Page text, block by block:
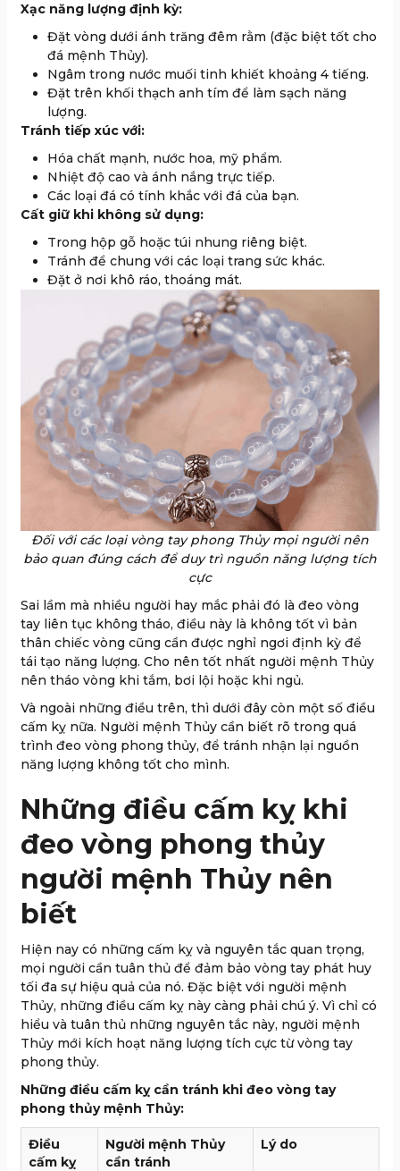
Xạc năng lượng định kỳ:
Đặt vòng dưới ánh trăng đêm rằm (đặc biệt tốt cho
đá mệnh Thủy).
Ngâm trong nước muối tinh khiết khoảng 4 tiếng.
Đặt trên khối thạch anh tím để làm sạch năng
lượng.
Tránh tiếp xúc với:
Hóa chất mạnh, nước hoa, mỹ phẩm.
Nhiệt độ cao và ánh nắng trực tiếp.
Các loại đá có tính khắc với đá của bạn.
Cất giữ khi không sử dụng:
Trong hộp gỗ hoặc túi nhung riêng biệt.
Tránh để chung với các loại trang sức khác.
Đặt ở nơi khô ráo, thoáng mát.
Đối với các loại vòng tay phong Thủy mọi người nên
bảo quan đúng cách để duy trì nguồn năng lượng tích
cực
Sai lầm mà nhiều người hay mắc phải đó là đeo vòng
tay liên tục không tháo, điều này là không tốt vì bản
thân chiếc vòng cũng cần được nghỉ ngơi định kỳ để
tái tạo năng lượng. Cho nên tốt nhất người mệnh Thủy
nên tháo vòng khi tắm, bơi lội hoặc khi ngủ.
Và ngoài những điều trên, thì dưới đây còn một số điều
cấm kỵ nữa. Người mệnh Thủy cần biết rõ trong quá
trình đeo vòng phong thủy, để tránh nhận lại nguồn
năng lượng không tốt cho mình.
Những điều cấm kỵ khi
đeo vòng phong thủy
người mệnh Thủy nên
biết
Hiện nay có những cấm kỵ và nguyên tắc quan trọng,
mọi người cần tuân thủ để đảm bảo vòng tay phát huy
tối đa sự hiệu quả của nó. Đặc biệt với người mệnh
Thủy, những điều cấm kỵ này càng phải chú ý. Vì chỉ có
hiểu và tuân thủ những nguyên tắc này, người mệnh
Thủy mới kích hoạt năng lượng tích cực từ vòng tay
phong thủy.
Những điều cấm kỵ cần tránh khi đeo vòng tay
phong thủy mệnh Thủy:
Điều
cấm kỵ
Người mệnh Thủy
cần tránh
Lý do